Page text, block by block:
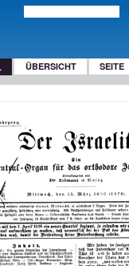
ÜBERSICHT SEITE